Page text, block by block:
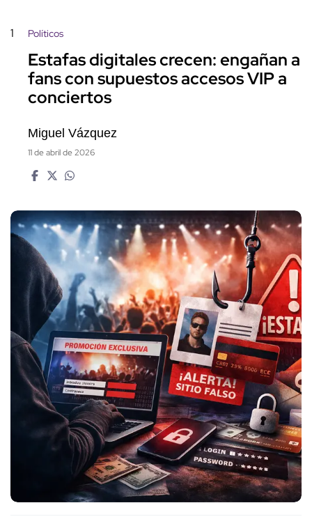
1 Políticos
Estafas digitales crecen: engañan a
fans con supuestos accesos VIP a
conciertos
Miguel Vázquez
11 de abril de 2026